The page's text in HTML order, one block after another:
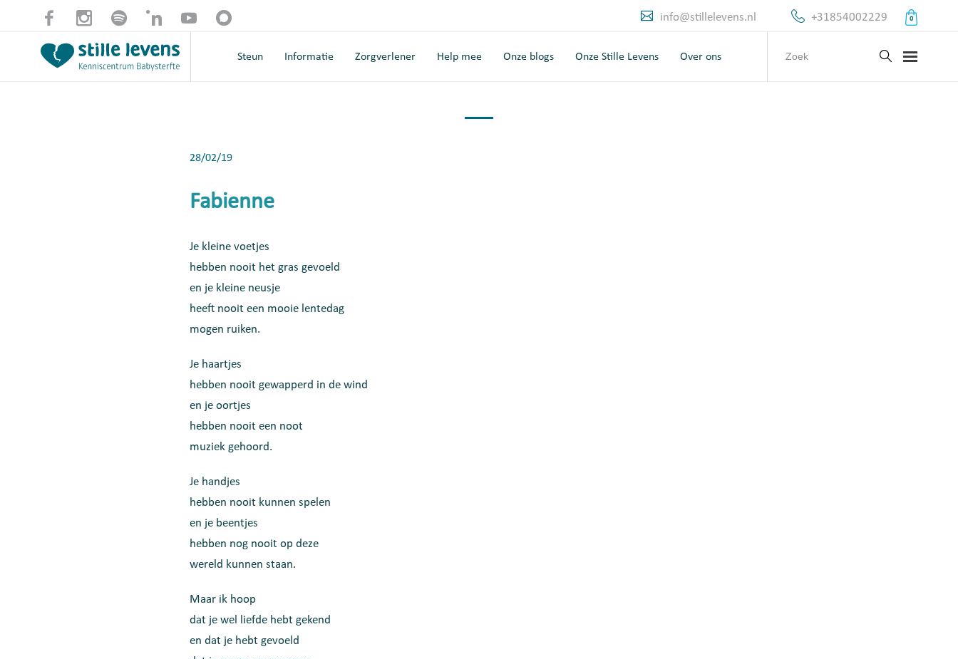
info@stillelevens.nl +31854002229 0
Steun Informatie Zorgverlener Help mee Onze blogs Onze Stille Levens Over ons
28/02/19
Fabienne
Je kleine voetjes
hebben nooit het gras gevoeld
en je kleine neusje
heeft nooit een mooie lentedag
mogen ruiken.
Je haartjes
hebben nooit gewapperd in de wind
en je oortjes
hebben nooit een noot
muziek gehoord.
Je handjes
hebben nooit kunnen spelen
en je beentjes
hebben nog nooit op deze
wereld kunnen staan.
Maar ik hoop
dat je wel liefde hebt gekend
en dat je hebt gevoeld